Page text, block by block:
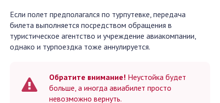
Если полет предполагался по турпутевке, передача
билета выполняется посредством обращения в
туристическое агентство и учреждение авиакомпании,
однако и турпоездка тоже аннулируется.
Обратите внимание! Неустойка будет
больше, а иногда авиабилет просто
невозможно вернуть.